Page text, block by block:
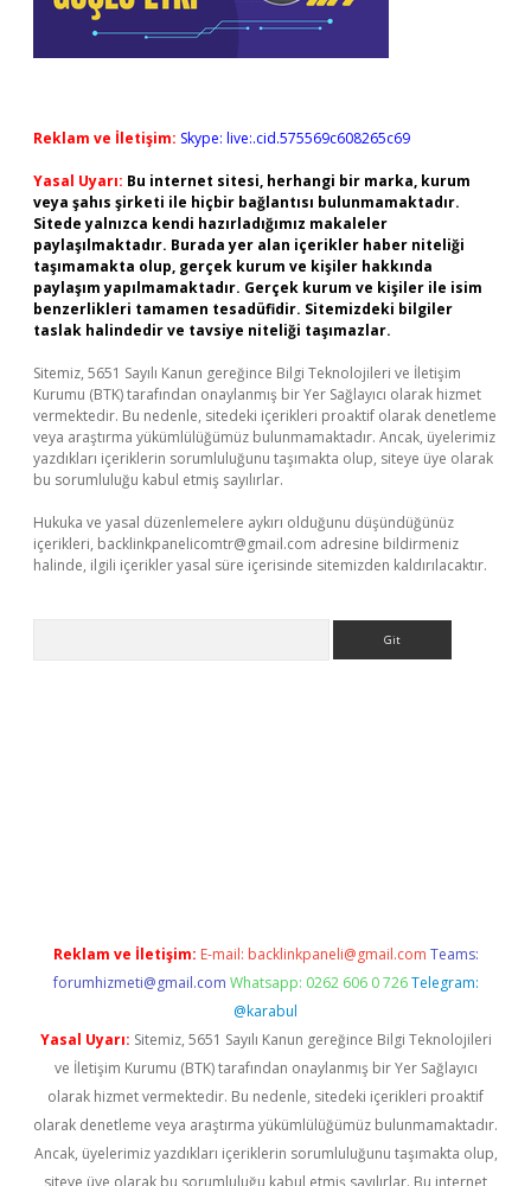
Reklam ve İletişim: Skype: live:.cid.575569c608265c69
Yasal Uyarı: Bu internet sitesi, herhangi bir marka, kurum
veya şahıs şirketi ile hiçbir bağlantısı bulunmamaktadır.
Sitede yalnızca kendi hazırladığımız makaleler
paylaşılmaktadır. Burada yer alan içerikler haber niteliği
taşımamakta olup, gerçek kurum ve kişiler hakkında
paylaşım yapılmamaktadır. Gerçek kurum ve kişiler ile isim
benzerlikleri tamamen tesadüfidir. Sitemizdeki bilgiler
taslak halindedir ve tavsiye niteliği taşımazlar.
Sitemiz, 5651 Sayılı Kanun gereğince Bilgi Teknolojileri ve İletişim
Kurumu (BTK) tarafından onaylanmış bir Yer Sağlayıcı olarak hizmet
vermektedir. Bu nedenle, sitedeki içerikleri proaktif olarak denetleme
veya araştırma yükümlülüğümüz bulunmamaktadır. Ancak, üyelerimiz
yazdıkları içeriklerin sorumluluğunu taşımakta olup, siteye üye olarak
bu sorumluluğu kabul etmiş sayılırlar.
Hukuka ve yasal düzenlemelere aykırı olduğunu düşündüğünüz
içerikleri, backlinkpanelicomtr@gmail.com adresine bildirmeniz
halinde, ilgili içerikler yasal süre içerisinde sitemizden kaldırılacaktır.
Reklam ve İletişim: E-mail: backlinkpaneli@gmail.com Teams:
forumhizmeti@gmail.com Whatsapp: 0262 606 0 726 Telegram:
@karabul
Yasal Uyarı: Sitemiz, 5651 Sayılı Kanun gereğince Bilgi Teknolojileri
ve İletişim Kurumu (BTK) tarafından onaylanmış bir Yer Sağlayıcı
olarak hizmet vermektedir. Bu nedenle, sitedeki içerikleri proaktif
olarak denetleme veya araştırma yükümlülüğümüz bulunmamaktadır.
Ancak, üyelerimiz yazdıkları içeriklerin sorumluluğunu taşımakta olup,
siteye üye olarak bu sorumluluğu kabul etmiş sayılırlar. Bu internet